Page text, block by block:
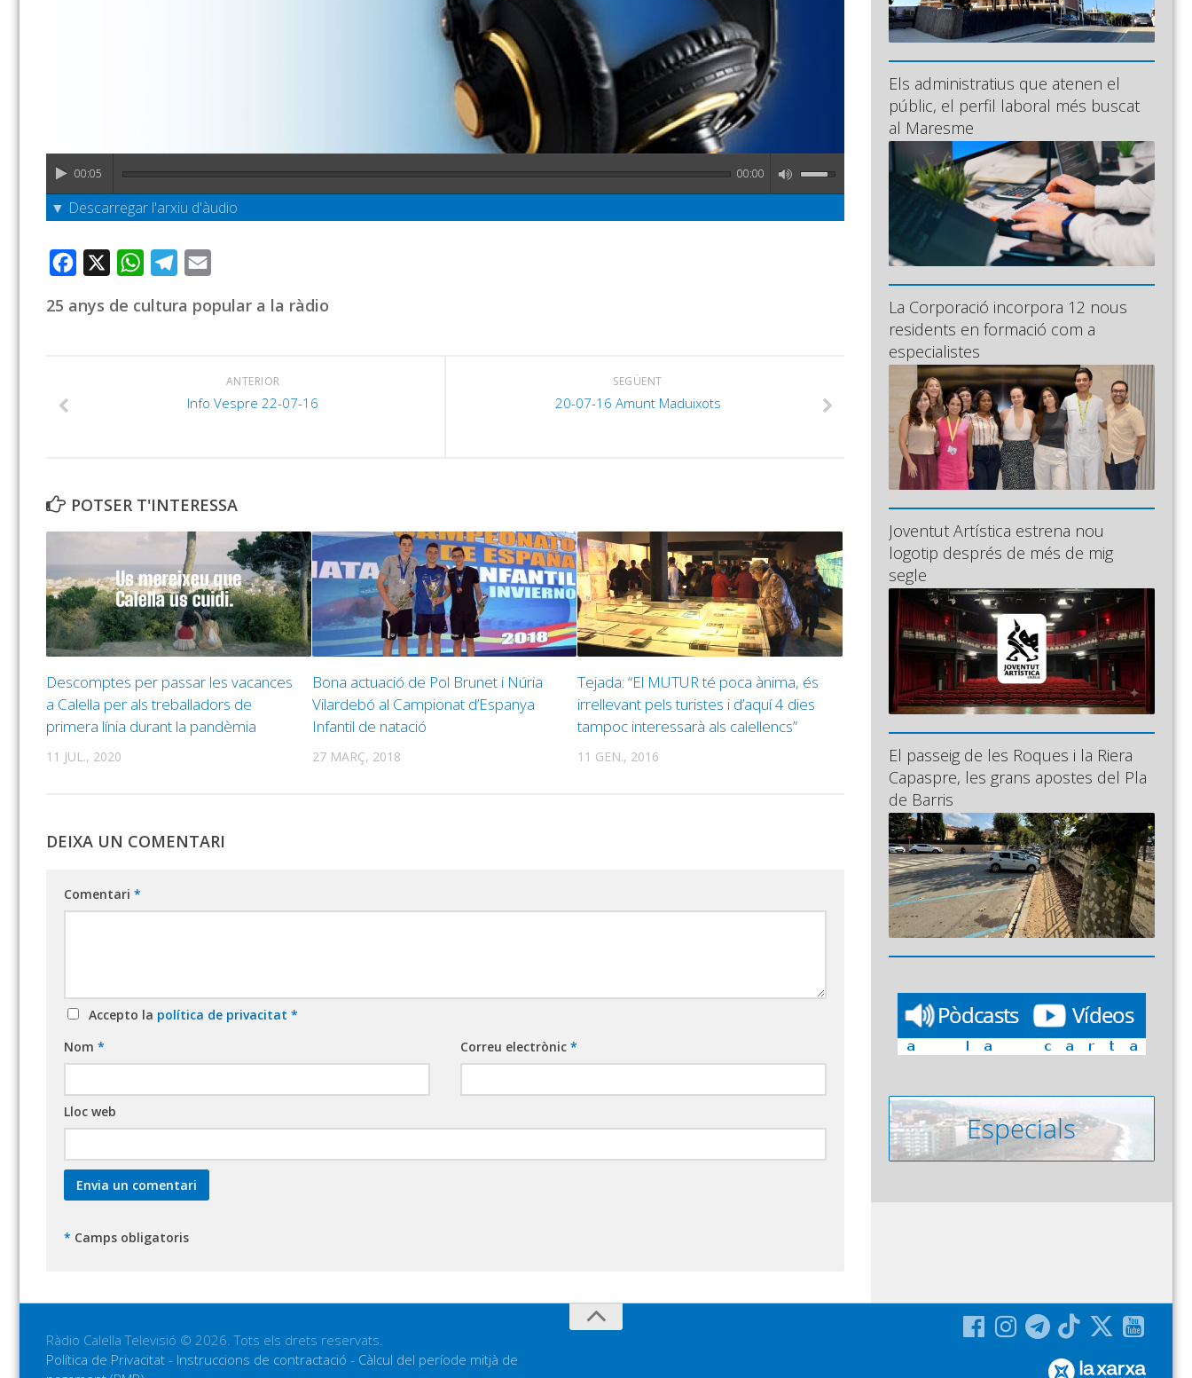
00:05 00:00
▼ Descarregar l'arxiu d'àudio
Facebook WhatsAppTelegram
25 anys de cultura popular a la ràdio
SEGÜENT
20-07-16 Amunt Maduixots
ANTERIOR
Info Vespre 22-07-16
POTSER T'INTERESSA
Descomptes per passar les vacances
a Calella per als treballadors de
primera línia durant la pandèmia
11 JUL., 2020
Bona actuació de Pol Brunet i Núria
Vilardebó al Campionat d’Espanya
Infantil de natació
27 MARÇ, 2018
Tejada: “El MUTUR té poca ànima, és
irrellevant pels turistes i d’aquí 4 dies
tampoc interessarà als calellencs”
11 GEN., 2016
DEIXA UN COMENTARI
Comentari *
Accepto la política de privacitat *
Nom * Correu electrònic*
Lloc web
* Camps obligatoris
Els administratius que atenen el
públic, el perfil laboral més buscat
al Maresme
La Corporació incorpora 12 nous
residents en formació com a
especialistes
Joventut Artística estrena nou
logotip després de més de mig
segle
El passeig de les Roques i la Riera
Capaspre, les grans apostes del Pla
de Barris
Ràdio Calella Televisió © 2026. Tots els drets reservats.
Política de Privacitat - Instruccions de contractació - Càlcul del període mitjà de